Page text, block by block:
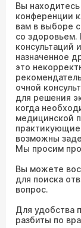
Вы
конференции
вам в выборе
со
консультаций
назначенное
это
очной
для решения
когда
медицинской
возможны
Мы просим
Вы можете
для поиска
вопрос.
Для удобства
разбиты по